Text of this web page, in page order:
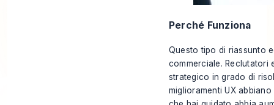
Perché Funziona
Questo tipo di riassunto
commerciale.
strategico in grado di
miglioramenti UX